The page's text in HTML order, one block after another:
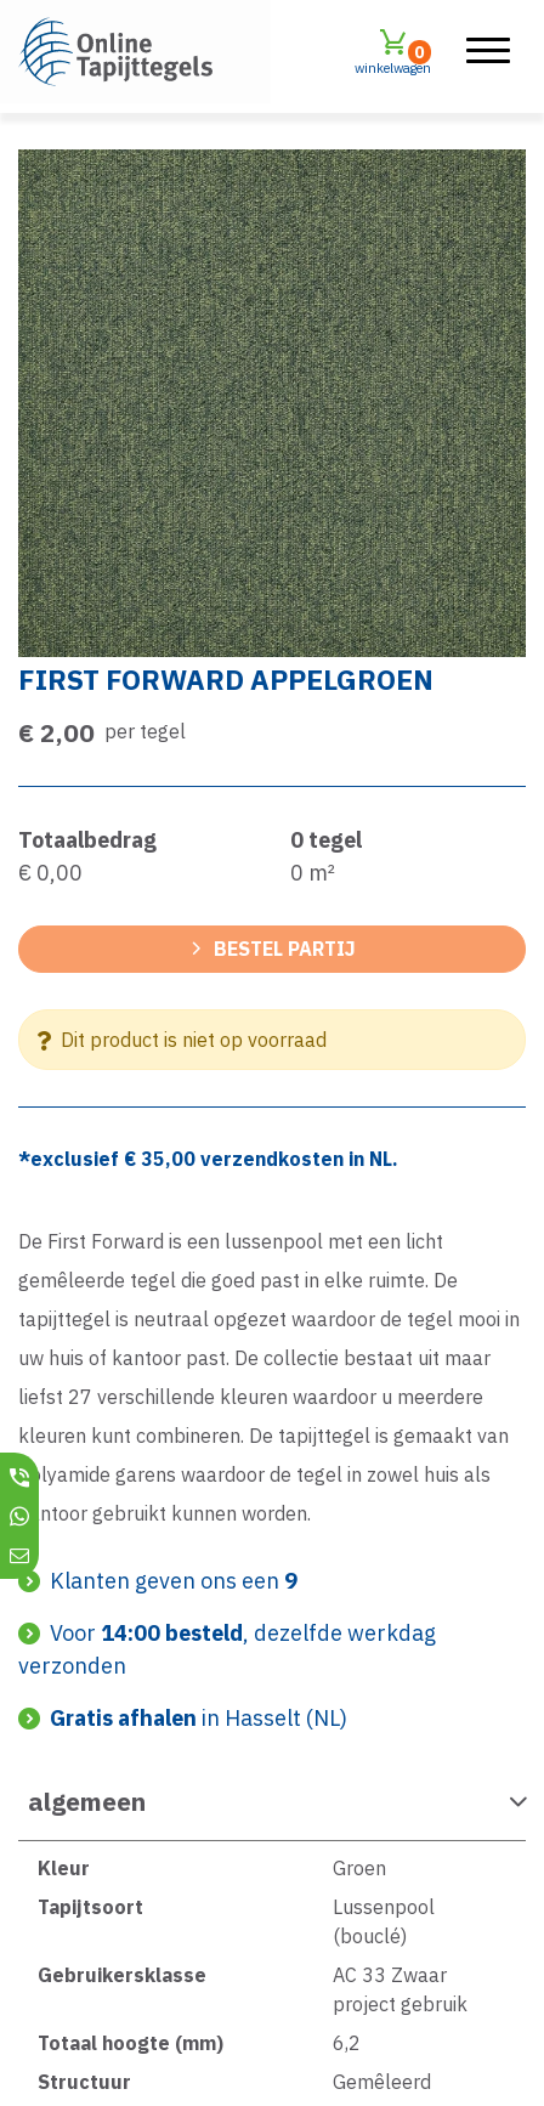
winkelwagen
0
FIRST FORWARD APPELGROEN
€ 2,00 per tegel
Totaalbedrag
€ 0,00
0 tegel
0 m²
BESTEL PARTIJ
Dit product is niet op voorraad
*exclusief € 35,00 verzendkosten in NL.
De First Forward is een lussenpool met een licht
gemêleerde tegel die goed past in elke ruimte. De
tapijttegel is neutraal opgezet waardoor de tegel mooi in
uw huis of kantoor past. De collectie bestaat uit maar
liefst 27 verschillende kleuren waardoor u meerdere
kleuren kunt combineren. De tapijttegel is gemaakt van
Polyamide garens waardoor de tegel in zowel huis als
kantoor gebruikt kunnen worden.
Klanten geven ons een 9
Voor 14:00 besteld, dezelfde werkdag
verzonden
Gratis afhalen in Hasselt (NL)
algemeen
Kleur
Groen
Tapijtsoort
Lussenpool
(bouclé)
Gebruikersklasse
AC 33 Zwaar
project gebruik
Totaal hoogte (mm)
6,2
Structuur
Gemêleerd